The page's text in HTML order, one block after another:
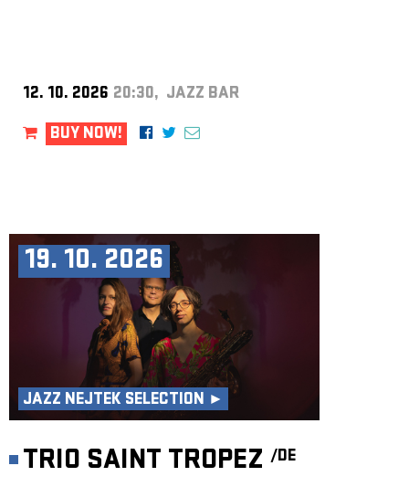
12. 10. 2026 20:30, JAZZ BAR
BUY NOW!
19. 10. 2026
JAZZ NEJTEK SELECTION ►
TRIO SAINT TROPEZ /DE